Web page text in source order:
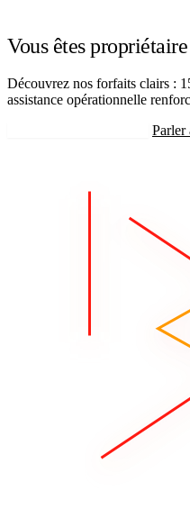
Vous êtes
Découvrez nos forfaits clairs :
assistance opérationnelle
Parler